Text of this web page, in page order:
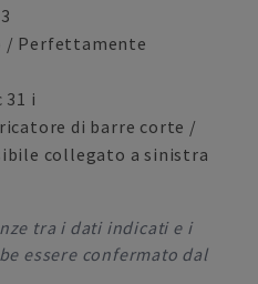
/ Perfettamente
31 i
di barre corte /
collegato a sinistra
tra i dati indicati e i
essere confermato dal